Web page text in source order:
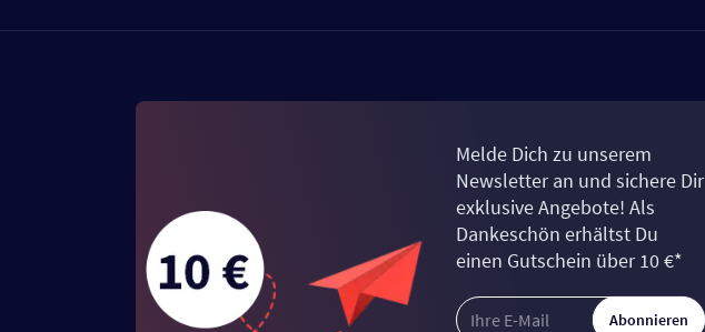
Melde Dich zu unserem
Newsletter an und sichere Dir
exklusive Angebote! Als
Dankeschön erhältst Du
einen Gutschein über 10 €*
Abonnieren